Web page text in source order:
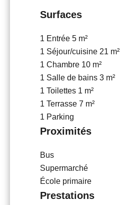
Surfaces
1 Entrée 5 m²
1 Séjour/cuisine 21 m²
1 Chambre 10 m²
1 Salle de bains 3 m²
1 Toilettes 1 m²
1 Terrasse 7 m²
1 Parking
Proximités
Bus
Supermarché
École primaire
Prestations